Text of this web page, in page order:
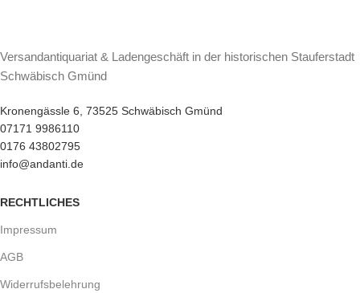
Versandantiquariat & Ladengeschäft in der historischen Stauferstadt
Schwäbisch Gmünd
Kronengässle 6, 73525 Schwäbisch Gmünd
07171 9986110
0176 43802795
info@andanti.de
RECHTLICHES
Impressum
AGB
Widerrufsbelehrung